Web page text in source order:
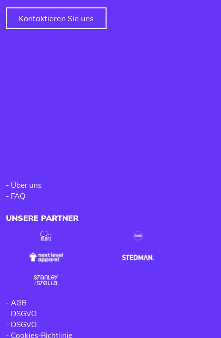
Kontaktieren Sie uns
- Über uns
- FAQ
UNSERE PARTNER
- AGB
- DSGVO
- DSGVO
- Cookies-Richtlinie